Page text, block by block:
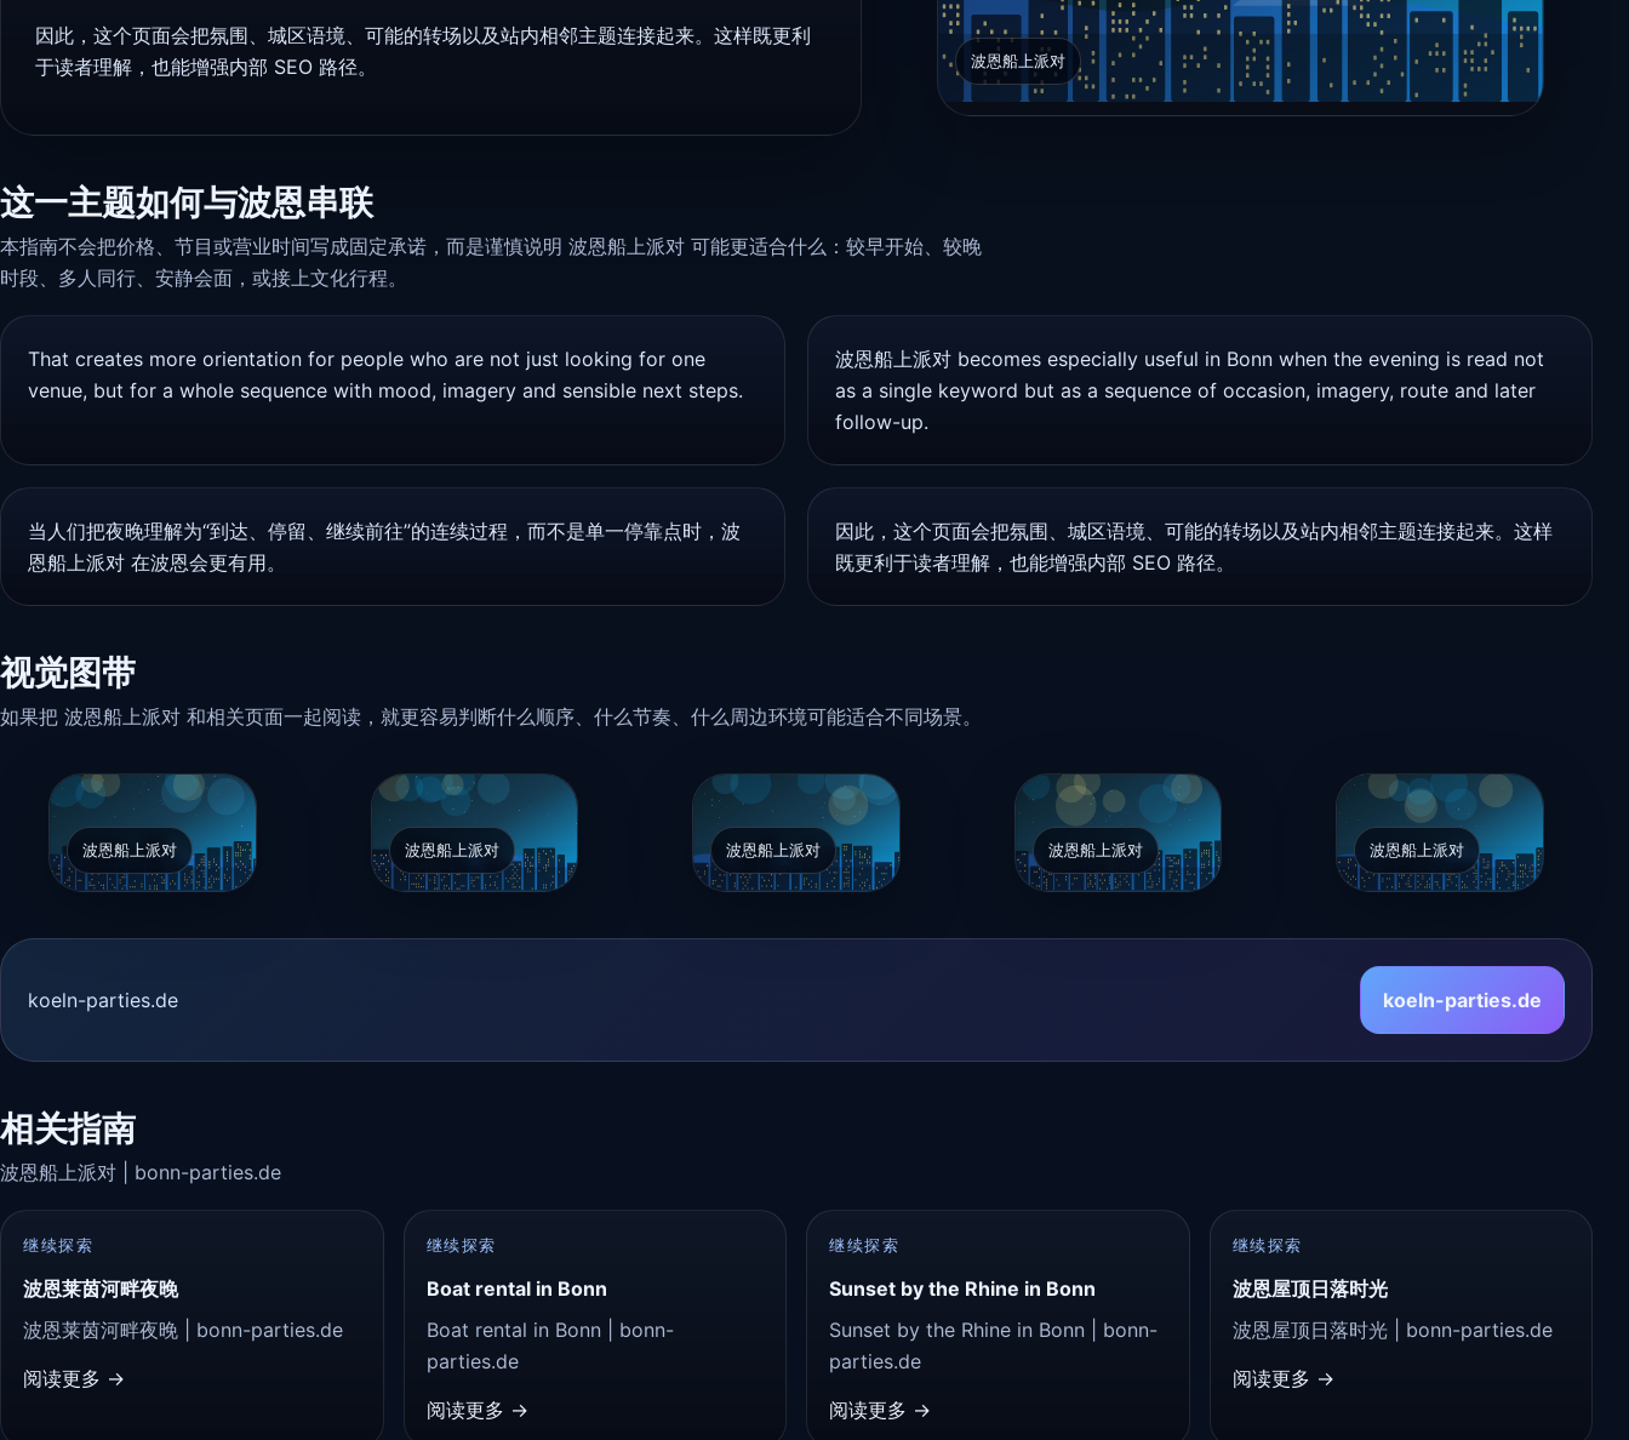
因此，这个页面会把氛围、城区语境、可能的转场以及站内相邻主题连接起来。这样既更利
于读者理解，也能增强内部 SEO 路径。
波恩船上派对
这一主题如何与波恩串联
本指南不会把价格、节目或营业时间写成固定承诺，而是谨慎说明 波恩船上派对 可能更适合什么：较早开始、较晚
时段、多人同行、安静会面，或接上文化行程。
That creates more orientation for people who are not just looking for one
venue, but for a whole sequence with mood, imagery and sensible next steps.
波恩船上派对 becomes especially useful in Bonn when the evening is read not
as a single keyword but as a sequence of occasion, imagery, route and later
follow-up.
当人们把夜晚理解为“到达、停留、继续前往”的连续过程，而不是单一停靠点时，波
恩船上派对 在波恩会更有用。
因此，这个页面会把氛围、城区语境、可能的转场以及站内相邻主题连接起来。这样
既更利于读者理解，也能增强内部 SEO 路径。
视觉图带
如果把 波恩船上派对 和相关页面一起阅读，就更容易判断什么顺序、什么节奏、什么周边环境可能适合不同场景。
波恩船上派对 波恩船上派对 波恩船上派对 波恩船上派对 波恩船上派对
koeln-parties.de koeln-parties.de
相关指南
波恩船上派对 | bonn-parties.de
继续探索
波恩莱茵河畔夜晚
波恩莱茵河畔夜晚 | bonn-parties.de
阅读更多 →
继续探索
Boat rental in Bonn
Boat rental in Bonn | bonn-
parties.de
阅读更多 →
继续探索
Sunset by the Rhine in Bonn
Sunset by the Rhine in Bonn | bonn-
parties.de
阅读更多 →
继续探索
波恩屋顶日落时光
波恩屋顶日落时光 | bonn-parties.de
阅读更多 →